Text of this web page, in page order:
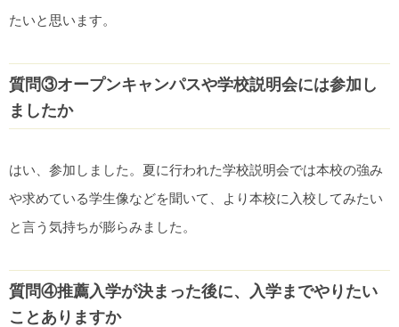
たいと思います。
質問③オープンキャンパスや学校説明会には参加し
ましたか
はい、参加しました。夏に行われた学校説明会では本校の強み
や求めている学生像などを聞いて、より本校に入校してみたい
と言う気持ちが膨らみました。
質問④推薦入学が決まった後に、入学までやりたい
ことありますか